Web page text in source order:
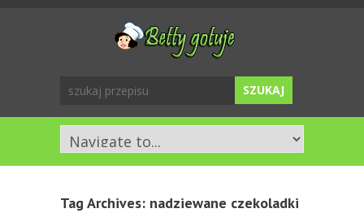
Tag Archives: nadziewane czekoladki